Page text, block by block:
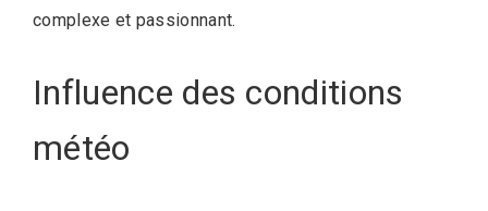
complexe et passionnant.
Influence des conditions
météo